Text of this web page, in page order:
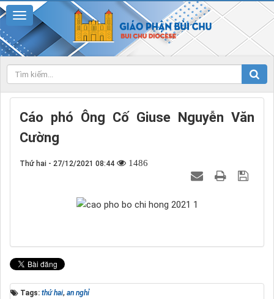
Cáo phó Ông Cố Giuse Nguyễn Văn
Cường
Thứ hai - 27/12/2021 08:44 1486
Tags: thứ hai, an nghỉ